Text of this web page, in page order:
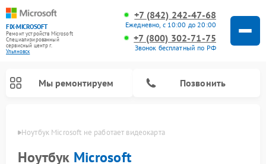
FIX-MICROSOFT
Ремонт устройств Microsoft
Специализированный
cервисный центр г.
Ульяновск
+7 (842) 242-47-68
Ежедневно, с 10:00 до 20:00
+7 (800) 302-71-75
Звонок бесплатный по РФ
Мы ремонтируем Позвонить
Ноутбук Microsoft не работает видеокарта
Ноутбук Microsoft